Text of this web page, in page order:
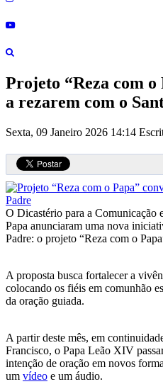
Projeto “Reza com
a rezarem com o
Sexta, 09 Janeiro 2026 14:14
O Dicastério para a Comunicação
Papa anunciaram uma nova
Padre: o projeto “Reza com o
A proposta busca fortalecer a
colocando os fiéis em comunhão
da oração guiada.
A partir deste mês, em
Francisco, o Papa Leão XIV
intenção de oração em novos
um vídeo e um áudio.